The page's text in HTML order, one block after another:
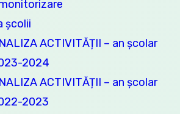
şcolii
ACTIVITĂȚII – an școlar
2024
ACTIVITĂȚII – an școlar
2023